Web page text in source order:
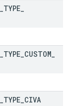
TYPE
TYPE CUSTOM
TYPE CIVA